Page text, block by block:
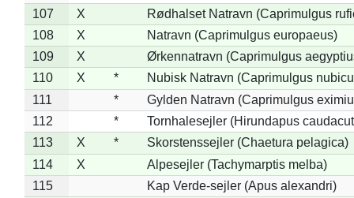
107
X
Rødhalset Natravn (Caprimulgus
108
X
Natravn (Caprimulgus europaeus)
109
X
Ørkennatravn (Caprimulgus
110
X *
Nubisk Natravn (Caprimulgus
111
*
Gylden Natravn (Caprimulgus
112
*
Tornhalesejler (Hirundapus
113
X *
Skorstenssejler (Chaetura pelagica)
114
X
Alpesejler (Tachymarptis melba)
115
Kap Verde-sejler (Apus alexandri)